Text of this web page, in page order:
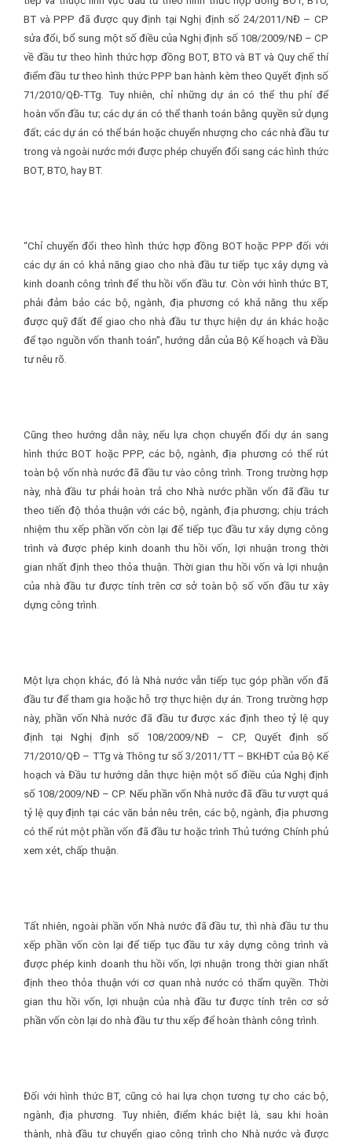
BT và PPP đã được quy định tại Nghị định số 24/2011/NĐ – CP
sửa đổi, bổ sung một số điều của Nghị định số 108/2009/NĐ – CP
về đầu tư theo hình thức hợp đồng BOT, BTO và BT và Quy chế thí
điểm đầu tư theo hình thức PPP ban hành kèm theo Quyết định số
71/2010/QĐ-TTg. Tuy nhiên, chỉ những dự án có thể thu phí để
hoàn vốn đầu tư; các dự án có thể thanh toán bằng quyền sử dụng
đất; các dự án có thể bán hoặc chuyển nhượng cho các nhà đầu tư
trong và ngoài nước mới được phép chuyển đổi sang các hình thức
BOT, BTO, hay BT.
“Chỉ chuyển đổi theo hình thức hợp đồng BOT hoặc PPP đối với
các dự án có khả năng giao cho nhà đầu tư tiếp tục xây dựng và
kinh doanh công trình để thu hồi vốn đầu tư. Còn với hình thức BT,
phải đảm bảo các bộ, ngành, địa phương có khả năng thu xếp
được quỹ đất để giao cho nhà đầu tư thực hiện dự án khác hoặc
để tạo nguồn vốn thanh toán”, hướng dẫn của Bộ Kế hoạch và Đầu
tư nêu rõ.
Cũng theo hướng dẫn này, nếu lựa chọn chuyển đổi dự án sang
hình thức BOT hoặc PPP, các bộ, ngành, địa phương có thể rút
toàn bộ vốn nhà nước đã đầu tư vào công trình. Trong trường hợp
này, nhà đầu tư phải hoàn trả cho Nhà nước phần vốn đã đầu tư
theo tiến độ thỏa thuận với các bộ, ngành, địa phương; chịu trách
nhiệm thu xếp phần vốn còn lại để tiếp tục đầu tư xây dựng công
trình và được phép kinh doanh thu hồi vốn, lợi nhuận trong thời
gian nhất định theo thỏa thuận. Thời gian thu hồi vốn và lợi nhuận
của nhà đầu tư được tính trên cơ sở toàn bộ số vốn đầu tư xây
dựng công trình.
Một lựa chọn khác, đó là Nhà nước vẫn tiếp tục góp phần vốn đã
đầu tư để tham gia hoặc hỗ trợ thực hiện dự án. Trong trường hợp
này, phần vốn Nhà nước đã đầu tư được xác định theo tỷ lệ quy
định tại Nghị định số 108/2009/NĐ – CP, Quyết định số
71/2010/QĐ – TTg và Thông tư số 3/2011/TT – BKHĐT của Bộ Kế
hoạch và Đầu tư hướng dẫn thực hiện một số điều của Nghị định
số 108/2009/NĐ – CP. Nếu phần vốn Nhà nước đã đầu tư vượt quá
tỷ lệ quy định tại các văn bản nêu trên, các bộ, ngành, địa phương
có thể rút một phần vốn đã đầu tư hoặc trình Thủ tướng Chính phủ
xem xét, chấp thuận.
Tất nhiên, ngoài phần vốn Nhà nước đã đầu tư, thì nhà đầu tư thu
xếp phần vốn còn lại để tiếp tục đầu tư xây dựng công trình và
được phép kinh doanh thu hồi vốn, lợi nhuận trong thời gian nhất
định theo thỏa thuận với cơ quan nhà nước có thẩm quyền. Thời
gian thu hồi vốn, lợi nhuận của nhà đầu tư được tính trên cơ sở
phần vốn còn lại do nhà đầu tư thu xếp để hoàn thành công trình.
Đối với hình thức BT, cũng có hai lựa chọn tương tự cho các bộ,
ngành, địa phương. Tuy nhiên, điểm khác biệt là, sau khi hoàn
thành, nhà đầu tư chuyển giao công trình cho Nhà nước và được